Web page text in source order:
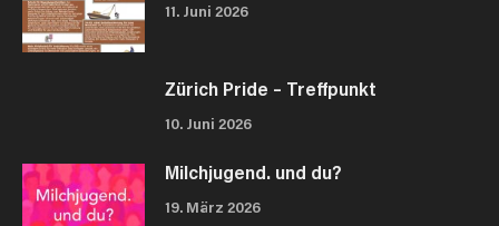
11. Juni 2026
Zürich Pride – Treffpunkt
10. Juni 2026
Milchjugend. und du?
19. März 2026